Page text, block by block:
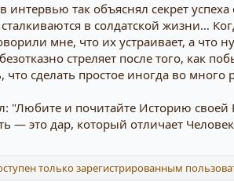
так объяснял секрет
в солдатской жизни…
мне, что их устраивает, а
стреляет после того, как
что сделать простое иногда во
"Любите и почитайте Историю
— это дар, который отличает
только зарегистрированным